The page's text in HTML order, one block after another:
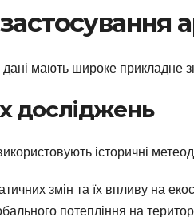
дані мають широке прикладне
досліджень
історичні
змін та їх впливу на
потепління на